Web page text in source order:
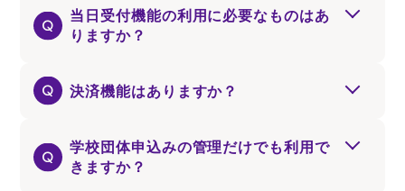
当日受付機能の利用に必要なものはあ
りますか？
決済機能はありますか？
学校団体申込みの管理だけでも利用で
きますか？